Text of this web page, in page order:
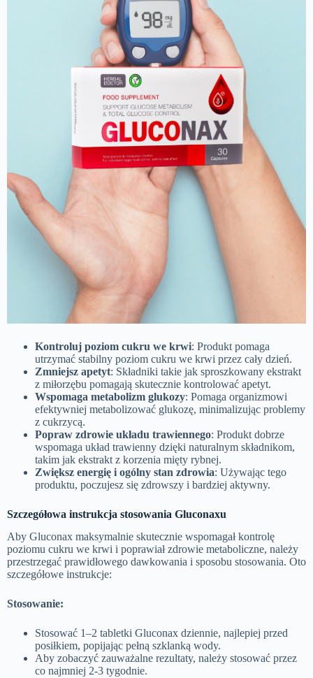
Kontroluj poziom cukru we krwi: Produkt pomaga
utrzymać stabilny poziom cukru we krwi przez cały dzień.
Zmniejsz apetyt: Składniki takie jak sproszkowany ekstrakt
z miłorzębu pomagają skutecznie kontrolować apetyt.
Wspomaga metabolizm glukozy: Pomaga organizmowi
efektywniej metabolizować glukozę, minimalizując problemy
z cukrzycą.
Popraw zdrowie układu trawiennego: Produkt dobrze
wspomaga układ trawienny dzięki naturalnym składnikom,
takim jak ekstrakt z korzenia mięty rybnej.
Zwiększ energię i ogólny stan zdrowia: Używając tego
produktu, poczujesz się zdrowszy i bardziej aktywny.
Szczegółowa instrukcja stosowania Gluconaxu
Aby Gluconax maksymalnie skutecznie wspomagał kontrolę
poziomu cukru we krwi i poprawiał zdrowie metaboliczne, należy
przestrzegać prawidłowego dawkowania i sposobu stosowania. Oto
szczegółowe instrukcje:
Stosowanie:
Stosować 1–2 tabletki Gluconax dziennie, najlepiej przed
posiłkiem, popijając pełną szklanką wody.
Aby zobaczyć zauważalne rezultaty, należy stosować przez
co najmniej 2-3 tygodnie.